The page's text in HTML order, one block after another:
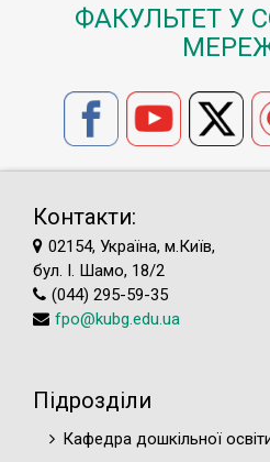
ФАКУЛЬТЕТ У
Контакти:
02154, Україна, м.Київ,
бул. І. Шамо, 18/2
(044) 295-59-35
fpo@kubg.edu.ua
Підрозділи
Кафедра дошкільної